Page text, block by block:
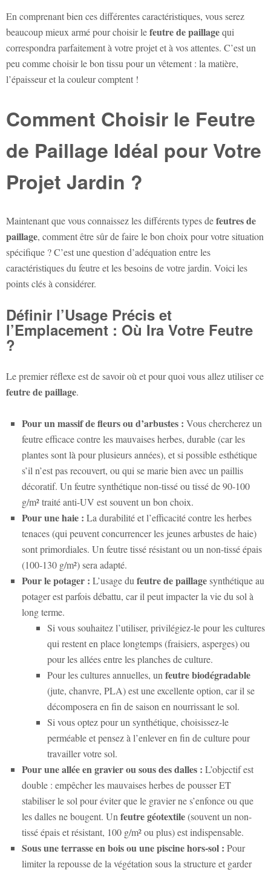
En comprenant bien ces différentes caractéristiques, vous serez
beaucoup mieux armé pour choisir lefeutre de paillagequi
correspondra parfaitement à votre projet et à vos attentes. C’est un
peu comme choisir le bon tissu pour un vêtement : la matière,
l’épaisseur et la couleur comptent !
Comment Choisir le Feutre
de Paillage Idéal pour Votre
Projet Jardin ?
Maintenant que vous connaissez les différents types defeutres de
paillage, comment être sûr de faire le bon choix pour votre situation
spécifique ? C’est une question d’adéquation entre les
caractéristiques du feutre et les besoins de votre jardin. Voici les
points clés à considérer.
Définir l’Usage Précis et
l’Emplacement : Où Ira Votre Feutre
?
Le premier réflexe est de savoir où et pour quoi vous allez utiliser ce
feutre de paillage.
Pour un massif de fleurs ou d’arbustes : Vous chercherez un
feutre efficace contre les mauvaises herbes, durable (car les
plantes sont là pour plusieurs années), et si possible esthétique
s’il n’est pas recouvert, ou qui se marie bien avec un paillis
décoratif. Un feutre synthétique non-tissé ou tissé de 90-100
g/m² traité anti-UV est souvent un bon choix.
Pour une haie : La durabilité et l’efficacité contre les herbes
tenaces (qui peuvent concurrencer les jeunes arbustes de haie)
sont primordiales. Un feutre tissé résistant ou un non-tissé épais
(100-130 g/m²) sera adapté.
Pour le potager : L’usage du feutre de paillagesynthétique au
potager est parfois débattu, car il peut impacter la vie du sol à
long terme.
Si vous souhaitez l’utiliser, privilégiez-le pour les cultures
qui restent en place longtemps (fraisiers, asperges) ou
pour les allées entre les planches de culture.
Pour les cultures annuelles, un feutre biodégradable
(jute, chanvre, PLA) est une excellente option, car il se
décomposera en fin de saison en nourrissant le sol.
Si vous optez pour un synthétique, choisissez-le
perméable et pensez à l’enlever en fin de culture pour
travailler votre sol.
Pour une allée en gravier ou sous des dalles : L’objectif est
double : empêcher les mauvaises herbes de pousser ET
stabiliser le sol pour éviter que le gravier ne s’enfonce ou que
les dalles ne bougent. Un feutre géotextile(souvent un non-
tissé épais et résistant, 100 g/m² ou plus) est indispensable.
Sous une terrasse en bois ou une piscine hors-sol : Pour
limiter la repousse de la végétation sous la structure et garder